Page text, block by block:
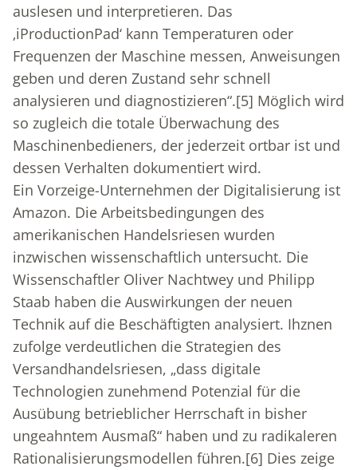
auslesen und interpretieren. Das
‚iProductionPad‘ kann Temperaturen oder
Frequenzen der Maschine messen, Anweisungen
geben und deren Zustand sehr schnell
analysieren und diagnostizieren“.[5] Möglich wird
so zugleich die totale Überwachung des
Maschinenbedieners, der jederzeit ortbar ist und
dessen Verhalten dokumentiert wird.
Ein Vorzeige-Unternehmen der Digitalisierung ist
Amazon. Die Arbeitsbedingungen des
amerikanischen Handelsriesen wurden
inzwischen wissenschaftlich untersucht. Die
Wissenschaftler Oliver Nachtwey und Philipp
Staab haben die Auswirkungen der neuen
Technik auf die Beschäftigten analysiert. Ihznen
zufolge verdeutlichen die Strategien des
Versandhandelsriesen, „dass digitale
Technologien zunehmend Potenzial für die
Ausübung betrieblicher Herrschaft in bisher
ungeahntem Ausmaß“ haben und zu radikaleren
Rationalisierungsmodellen führen.[6] Dies zeige